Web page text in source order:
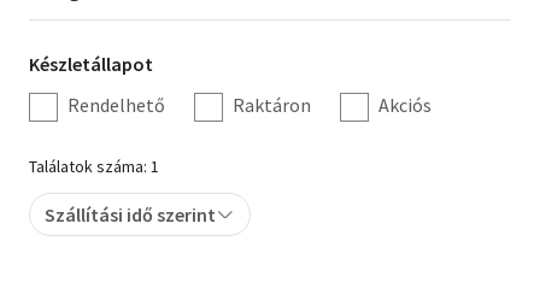
Hobbi, szabadidő
Irodalom
Művészet
Szakkönyv
szűrés
Készletállapot
szűrés
Készletállapot
Rendelhető
Raktáron Akciós
Találatok száma: 1
Szállítási idő szerint